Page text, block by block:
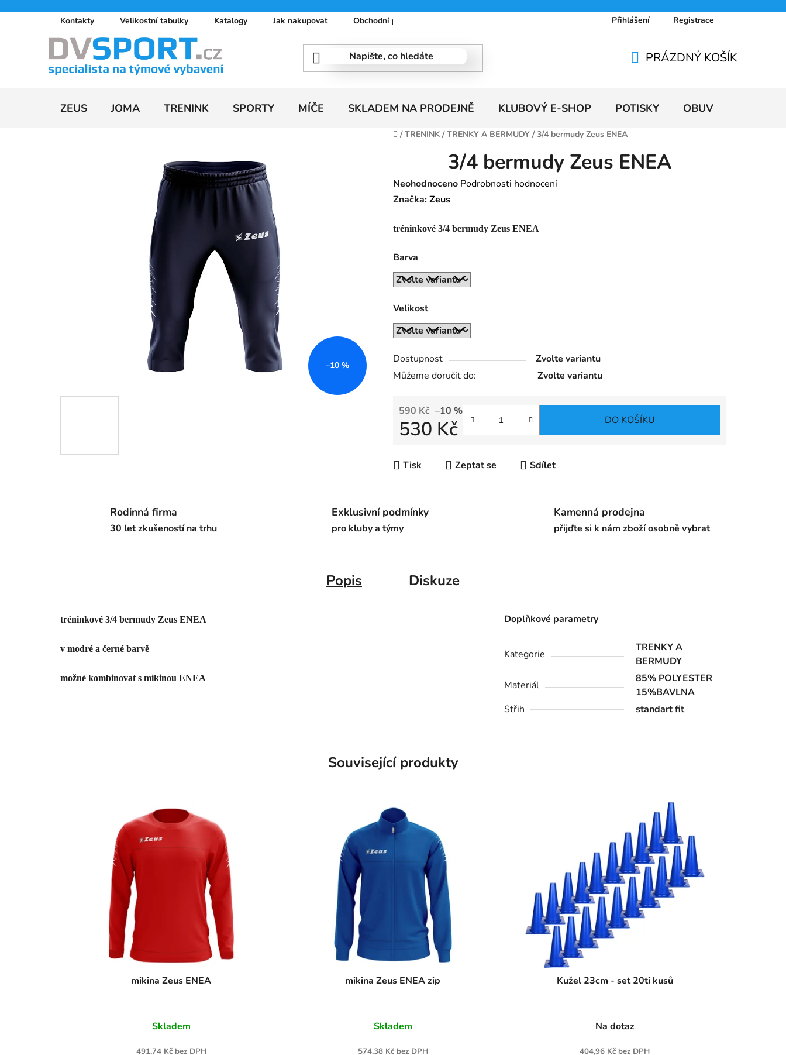
Kontakty Velikostní tabulky Katalogy Jak nakupovat Obchodní podmínky Doprava a platby Ceníky
Přihlášení Registrace
KOŠÍK
PRÁZDNÝ KOŠÍK
ZEUS JOMA TRENINK SPORTY MÍČE SKLADEM NA PRODEJNĚ KLUBOVÝ E-SHOP POTISKY OBUV
Domů
/ TRENINK / TRENKY A BERMUDY / 3/4 bermudy Zeus ENEA
3/4 bermudy Zeus ENEA
Průměrné
hodnocení
je
z
5
Neohodnoceno Podrobnosti hodnocení
Značka:Zeus
tréninkové 3/4 bermudy Zeus ENEA
Barva
Velikost
Dostupnost
Zvolte variantu
Můžeme doručit do:
Zvolte variantu
590 Kč –10 %
530 Kč DO KOŠÍKU
Tisk Zeptat se Sdílet
–10 %
Rodinná firma
30 let zkušeností na trhu
Exklusivní podmínky
pro kluby a týmy
Kamenná prodejna
přijďte si k nám zboží osobně vybrat
Popis Diskuze
tréninkové 3/4 bermudy Zeus ENEA
v modré a černé barvě
možné kombinovat s mikinou ENEA
Doplňkové parametry
Kategorie
TRENKY A
BERMUDY
Materiál
85% POLYESTER
15%BAVLNA
Střih
standart fit
Související produkty
mikina Zeus ENEA
Skladem
491,74 Kč bez DPH
mikina Zeus ENEA zip
Skladem
574,38 Kč bez DPH
Kužel 23cm - set 20ti kusů
Na dotaz
404,96 Kč bez DPH